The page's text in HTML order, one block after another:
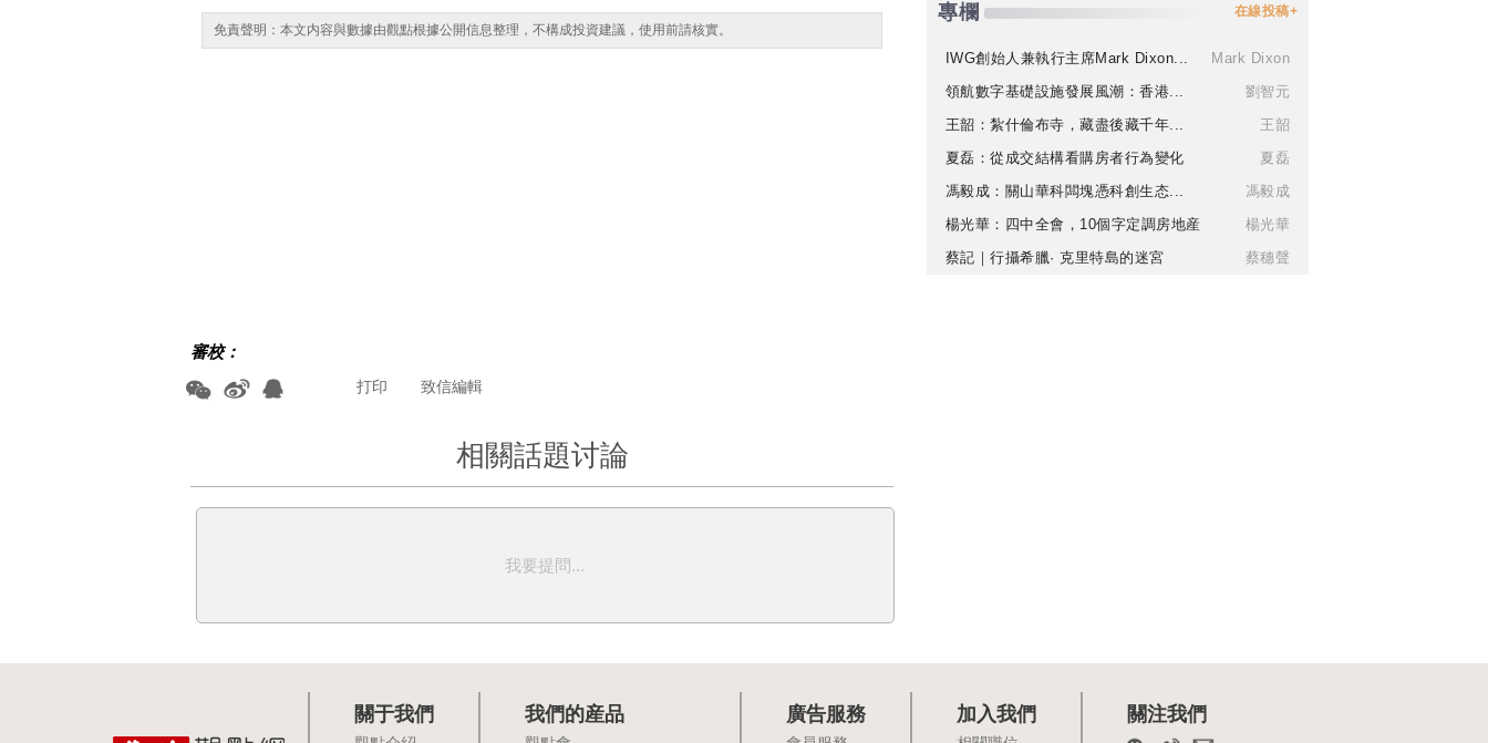
免責聲明：本文内容與數據由觀點根據公開信息整理，不構成投資建議，使用前請核實。
審校：
致信編輯
打印
相關話題讨論
我要提問...
專欄 在線投稿+
IWG創始人兼執行主席Mark Dixon...
Mark Dixon
領航數字基礎設施發展風潮：香港...
劉智元
王韶：紮什倫布寺，藏盡後藏千年...
王韶
夏磊：從成交結構看購房者行為變化
夏磊
馮毅成：關山華科闆塊憑科創生态...
馮毅成
楊光華：四中全會，10個字定調房地産
楊光華
蔡記｜行攝希臘· 克里特島的迷宮
蔡穗聲
關于我們 我們的産品 廣告服務 加入我們 關注我們